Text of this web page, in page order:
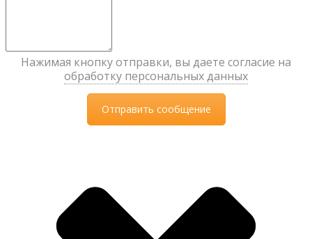
Нажимая кнопку отправки, вы даете согласие на
обработку персональных данных